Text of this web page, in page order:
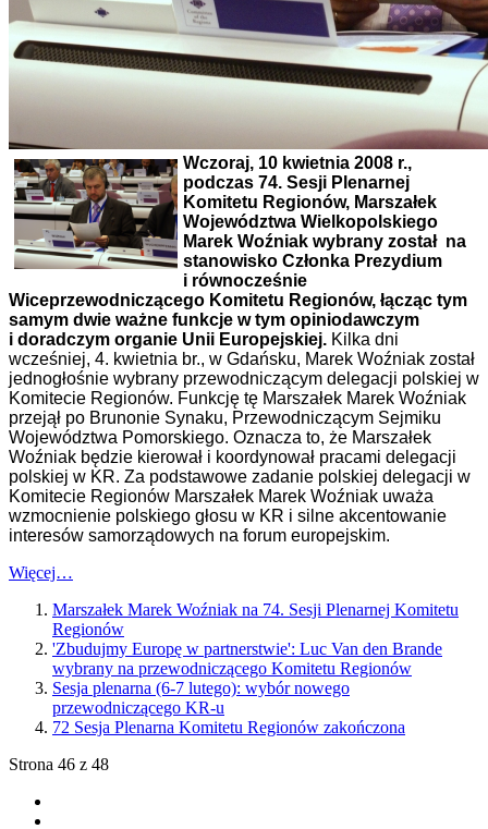
Wczoraj, 10 kwietnia 2008 r.,
podczas 74. Sesji Plenarnej
Komitetu Regionów, Marszałek
Województwa Wielkopolskiego
Marek Woźniak wybrany został na
stanowisko Członka Prezydium
i równocześnie
Wiceprzewodniczącego Komitetu Regionów, łącząc tym
samym dwie ważne funkcje w tym opiniodawczym
i doradczym organie Unii Europejskiej. Kilka dni
wcześniej, 4. kwietnia br., w Gdańsku, Marek Woźniak został
jednogłośnie wybrany przewodniczącym delegacji polskiej w
Komitecie Regionów. Funkcję tę Marszałek Marek Woźniak
przejął po Brunonie Synaku, Przewodniczącym Sejmiku
Województwa Pomorskiego. Oznacza to, że Marszałek
Woźniak będzie kierował i koordynował pracami delegacji
polskiej w KR. Za podstawowe zadanie polskiej delegacji w
Komitecie Regionów Marszałek Marek Woźniak uważa
wzmocnienie polskiego głosu w KR i silne akcentowanie
interesów samorządowych na forum europejskim.
Więcej…
Marszałek Marek Woźniak na 74. Sesji Plenarnej Komitetu
Regionów
'Zbudujmy Europę w partnerstwie': Luc Van den Brande
wybrany na przewodniczącego Komitetu Regionów
Sesja plenarna (6-7 lutego): wybór nowego
przewodniczącego KR-u
72 Sesja Plenarna Komitetu Regionów zakończona
Strona 46 z 48